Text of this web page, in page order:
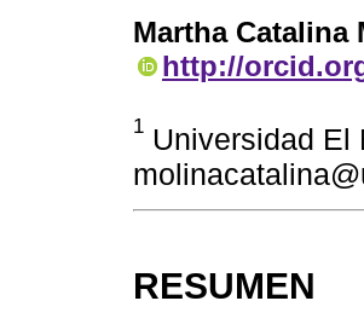
Martha Catalina
http://
1 Universidad El
RESUMEN